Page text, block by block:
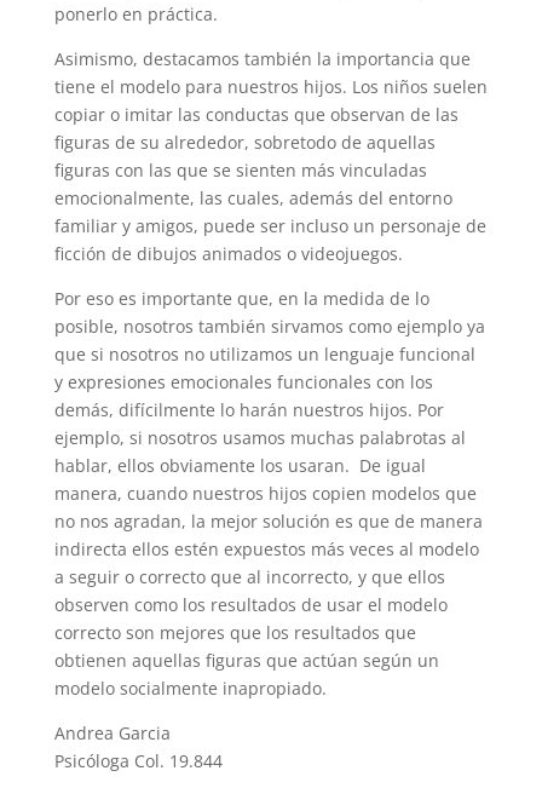
ponerlo en práctica.
Asimismo, destacamos también la importancia que
tiene el modelo para nuestros hijos. Los niños suelen
copiar o imitar las conductas que observan de las
figuras de su alrededor, sobretodo de aquellas
figuras con las que se sienten más vinculadas
emocionalmente, las cuales, además del entorno
familiar y amigos, puede ser incluso un personaje de
ficción de dibujos animados o videojuegos.
Por eso es importante que, en la medida de lo
posible, nosotros también sirvamos como ejemplo ya
que si nosotros no utilizamos un lenguaje funcional
y expresiones emocionales funcionales con los
demás, difícilmente lo harán nuestros hijos. Por
ejemplo, si nosotros usamos muchas palabrotas al
hablar, ellos obviamente los usaran. De igual
manera, cuando nuestros hijos copien modelos que
no nos agradan, la mejor solución es que de manera
indirecta ellos estén expuestos más veces al modelo
a seguir o correcto que al incorrecto, y que ellos
observen como los resultados de usar el modelo
correcto son mejores que los resultados que
obtienen aquellas figuras que actúan según un
modelo socialmente inapropiado.
Andrea Garcia
Psicóloga Col. 19.844